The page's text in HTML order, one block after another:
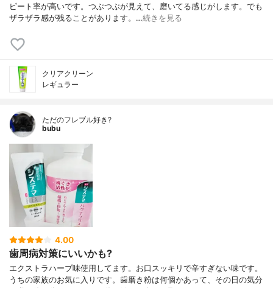
ピート率が高いです。つぶつぶが見えて、磨いてる感じがします。でも
ザラザラ感が残ることがあります。…続きを見る
クリアクリーン
レギュラー
ただのフレブル好き?
bubu
4.00
歯周病対策にいいかも?
エクストラハーブ味使用してます。お口スッキリで辛すぎない味です。
うちの家族のお気に入りです。歯磨き粉は何個かあって、その日の気分